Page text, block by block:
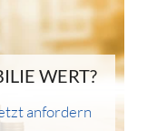
WERT?
anfordern